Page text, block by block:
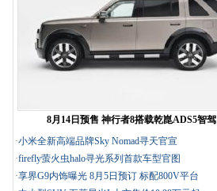
8月14日预售 神行者8搭载乾崑ADS5智驾
·小米全新高端品牌Sky Nomad寻天官宣
·firefly萤火虫halo寻光系列首款车型官图
·享界G9内饰曝光 8月5日预订 标配800V平台